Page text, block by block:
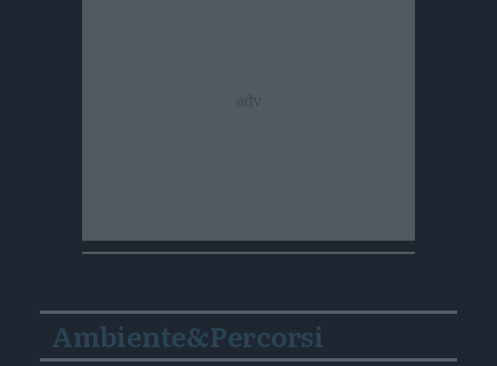
Ambiente&Percorsi